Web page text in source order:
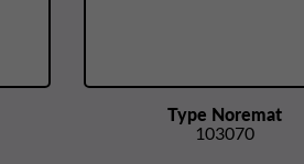
Type Noremat
103070